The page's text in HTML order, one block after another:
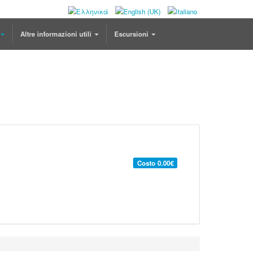
Altre informazioni utili Escursioni
Costo 0.00€